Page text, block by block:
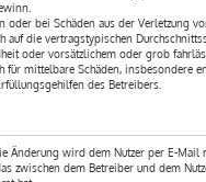
bei Schäden aus der Verletzung
die vertragstypischen
oder vorsätzlichem oder grob
mittelbare Schäden, insbesondere
des Betreibers.
Änderung wird dem Nutzer per E-Mail
zwischen dem Betreiber und dem